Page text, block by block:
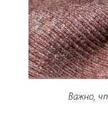
Важно,